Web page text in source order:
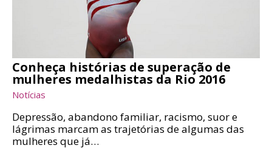
Conheça histórias de superação de
mulheres medalhistas da Rio 2016
Notícias
Depressão, abandono familiar, racismo, suor e
lágrimas marcam as trajetórias de algumas das
mulheres que já…